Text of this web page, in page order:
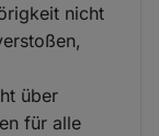
nicht
über
für alle